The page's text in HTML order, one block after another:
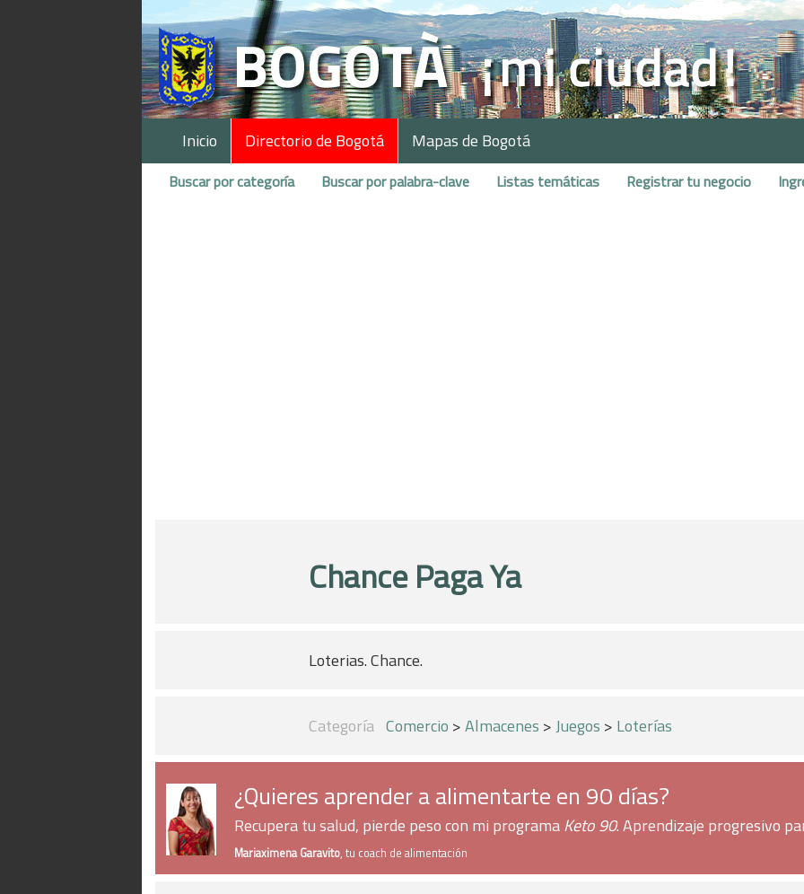
Inicio Directorio de Bogotá Mapas de Bogotá
Buscar por categoría Buscar por palabra-clave Listas temáticas Registrar tu negocio
Chance Paga Ya
Loterias. Chance.
Categoría Comercio >Almacenes >Juegos > Loterías
¿Quieres aprender a alimentarte en 90 días?
Recupera tu salud, pierde peso con mi programaKeto 90. Aprendizaje progresivo
Mariaximena Garavito, tu coach de alimentación